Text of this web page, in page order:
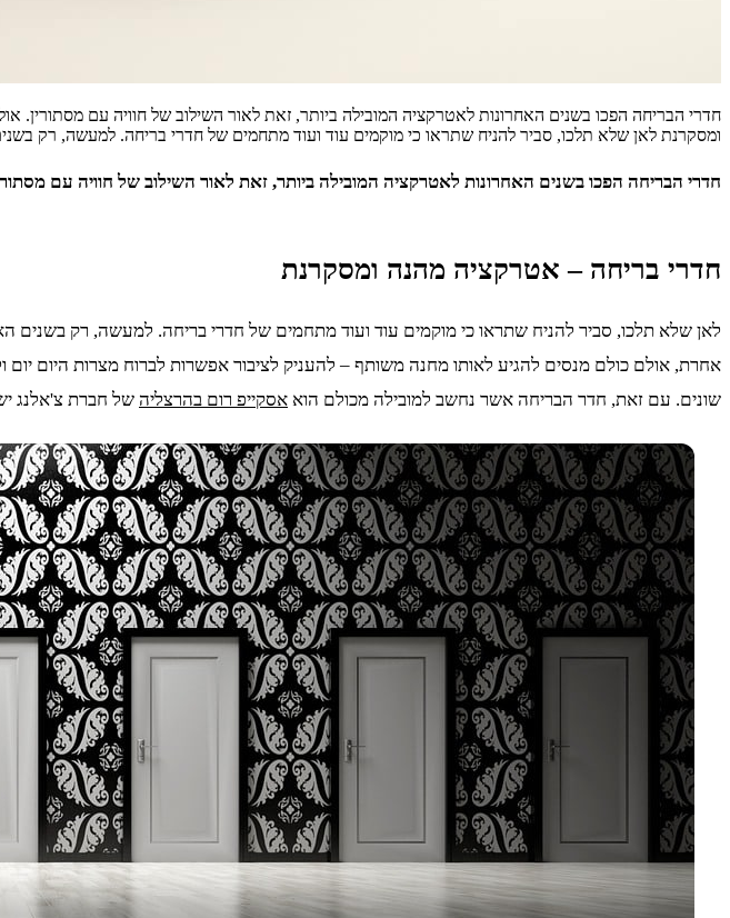
חדרי הבריחה הפכו בשנים האחרונות לאטרקציה המובילה ביותר, זאת לאור השילוב של חוויה עם
ומסקרנת לאן שלא תלכו, סביר להניח שתראו כי מוקמים עוד ועוד מתחמים של חדרי בריחה. למעשה, רק
חדרי הבריחה הפכו בשנים האחרונות לאטרקציה המובילה ביותר, זאת לאור השילוב של חוויה עם
חדרי בריחה – אטרקציה מהנה ומסקרנת
לאן שלא תלכו, סביר להניח שתראו כי מוקמים עוד ועוד מתחמים של חדרי בריחה. למעשה, רק
אחרת, אולם כולם מנסים להגיע לאותו מחנה משותף – להעניק לציבור אפשרות לברוח מצרות היום
שונים. עם זאת, חדר הבריחה אשר נחשב למובילה מכולם הוא אסקייפ רום בהרצליה של חברת צ'אלנג